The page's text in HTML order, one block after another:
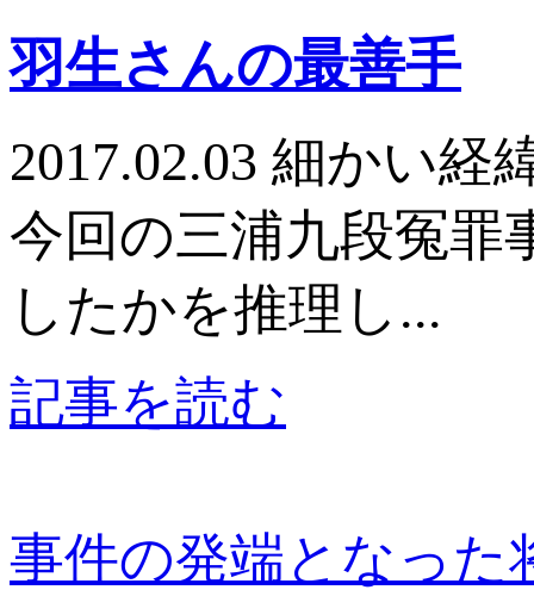
羽生さんの最善手
2017.02.03 細かい
今回の三浦九段冤罪
したかを推理し...
記事を読む
事件の発端となった